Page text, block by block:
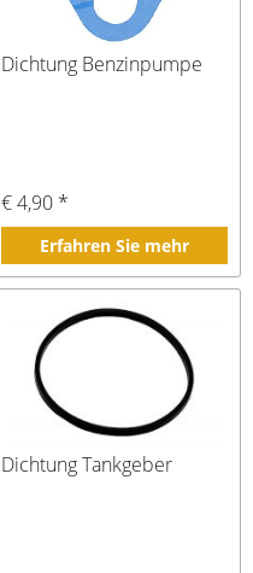
Dichtung Benzinpumpe
€ 4,90 *
Erfahren Sie mehr
Dichtung Tankgeber